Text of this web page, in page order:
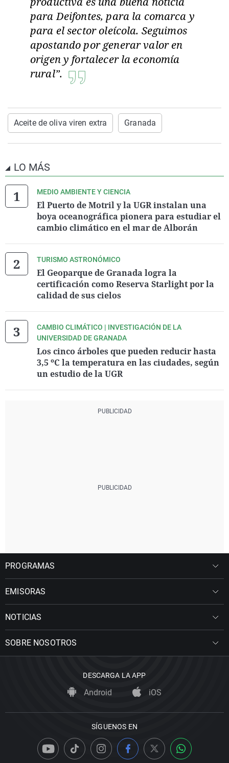
para Deifontes, para la comarca y
para el sector oleícola. Seguimos
apostando por generar valor en
origen y fortalecer la economía
rural”.
Aceite de oliva viren extra Granada
LO MÁS
MEDIO AMBIENTE Y CIENCIA
El Puerto de Motril y la UGR instalan una
boya oceanográfica pionera para estudiar el
cambio climático en el mar de Alborán
TURISMO ASTRONÓMICO
El Geoparque de Granada logra la
certificación como Reserva Starlight por la
calidad de sus cielos
CAMBIO CLIMÁTICO | INVESTIGACIÓN DE LA
UNIVERSIDAD DE GRANADA
Los cinco árboles que pueden reducir hasta
3,5 ºC la temperatura en las ciudades, según
un estudio de la UGR
PROGRAMAS
EMISORAS
NOTICIAS
SOBRE NOSOTROS
DESCARGA LA APP
Android iOS
SÍGUENOS EN